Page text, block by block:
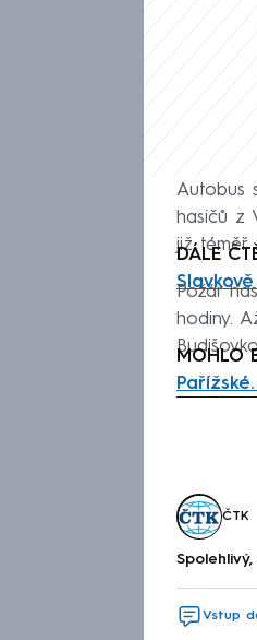
Autobus
hasičů z
již téměř
DÁLE
Požár
hodiny.
MOHLO
ČTK
Vstup